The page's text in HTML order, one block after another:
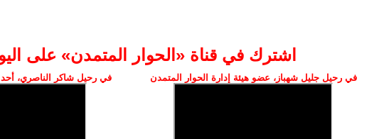
اشترك في قناة ‫«الحوار المتمدن» على
في رحيل جليل شهباز، عضو هيئة إدارة الحوار المتمدن في رحيل شاكر الناصري،